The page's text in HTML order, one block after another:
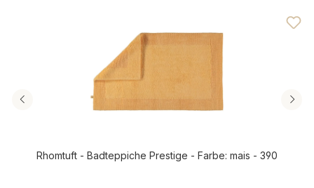
Rhomtuft - Badteppiche Prestige - Farbe: mais - 390